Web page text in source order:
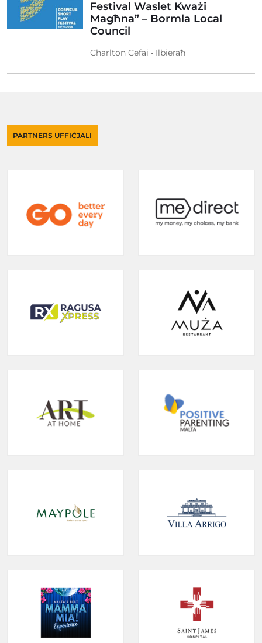
Festival Waslet Kważi
Magħna” – Bormla Local
Council
Charlton Cefai • Ilbieraħ
PARTNERS UFFIĊJALI